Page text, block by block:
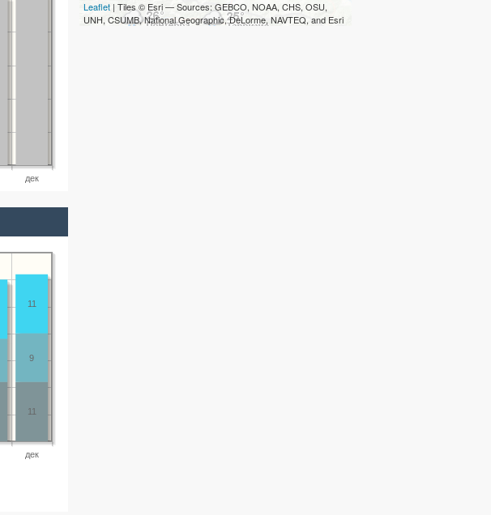
дек
дек
11
9
11
Leaflet | Tiles © Esri — Sources: GEBCO, NOAA, CHS, OSU,
UNH, CSUMB, National Geographic, DeLorme, NAVTEQ, and Esri